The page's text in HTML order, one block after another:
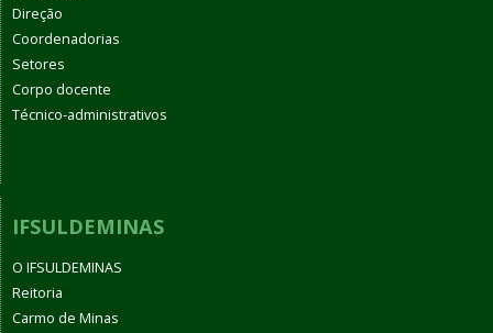
Direção
Coordenadorias
Setores
Corpo docente
Técnico-administrativos
IFSULDEMINAS
O IFSULDEMINAS
Reitoria
Carmo de Minas